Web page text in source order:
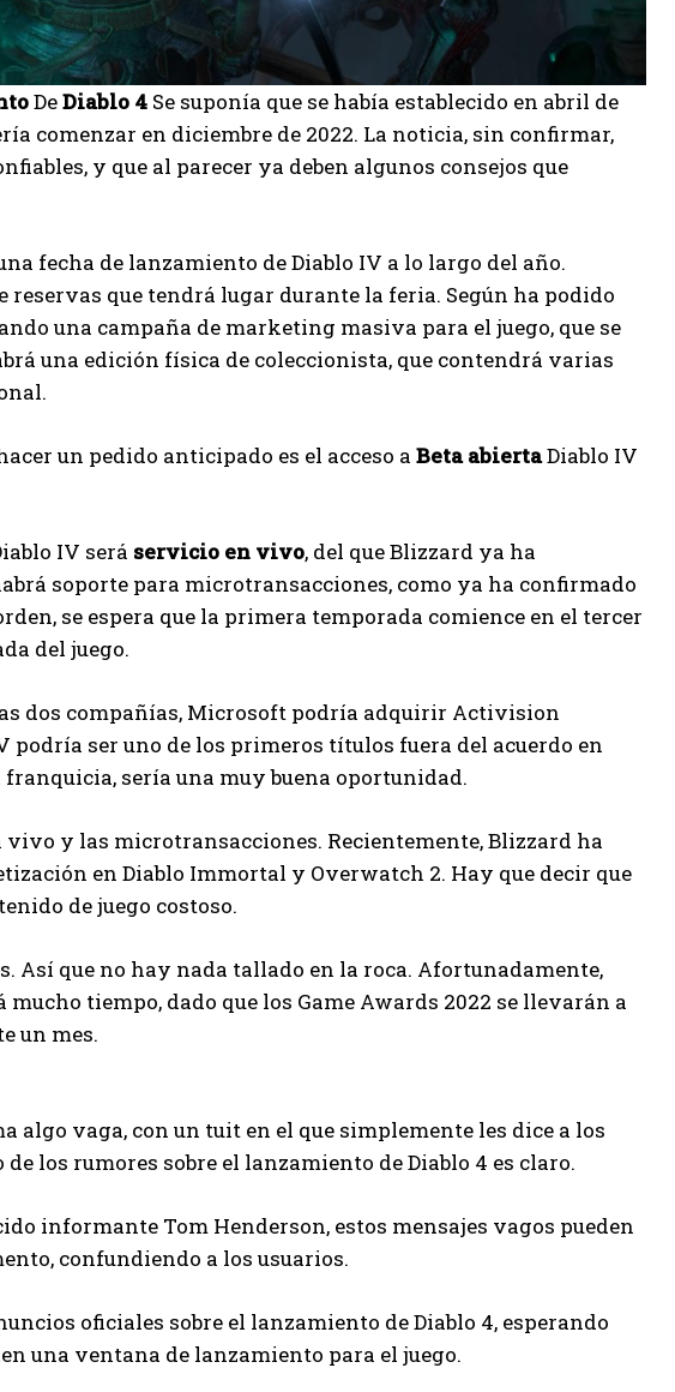
DeDiablo 4 Se suponía que se había establecido en abril de
comenzar en diciembre de 2022. La noticia, sin confirmar,
y que al parecer ya deben algunos consejos que
fecha de lanzamiento de Diablo IV a lo largo del año.
reservas que tendrá lugar durante la feria. Según ha podido
una campaña de marketing masiva para el juego, que se
una edición física de coleccionista, que contendrá varias
un pedido anticipado es el acceso a Beta abiertaDiablo IV
IV será servicio en vivo, del que Blizzard ya ha
soporte para microtransacciones, como ya ha confirmado
se espera que la primera temporada comience en el tercer
del juego.
dos compañías, Microsoft podría adquirir Activision
podría ser uno de los primeros títulos fuera del acuerdo en
franquicia, sería una muy buena oportunidad.
y las microtransacciones. Recientemente, Blizzard ha
en Diablo Immortal y Overwatch 2. Hay que decir que
de juego costoso.
Así que no hay nada tallado en la roca. Afortunadamente,
tiempo, dado que los Game Awards 2022 se llevarán a
un mes.
algo vaga, con un tuit en el que simplemente les dice a los
los rumores sobre el lanzamiento de Diablo 4 es claro.
informante Tom Henderson, estos mensajes vagos pueden
confundiendo a los usuarios.
oficiales sobre el lanzamiento de Diablo 4, esperando
una ventana de lanzamiento para el juego.